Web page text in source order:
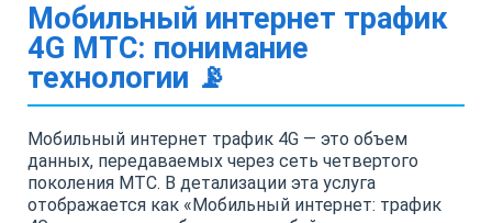
Мобильный интернет трафик
4G МТС: понимание
технологии 📡
Мобильный интернет трафик 4G — это объем
данных, передаваемых через сеть четвертого
поколения МТС. В детализации эта услуга
отображается как «Мобильный интернет: трафик